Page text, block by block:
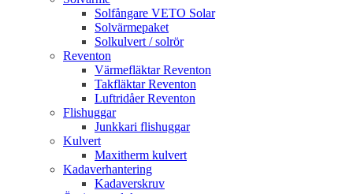
Solfångare VETO Solar
Solvärmepaket
Solkulvert / solrör
Reventon
Värmefläktar Reventon
Takfläktar Reventon
Luftridåer Reventon
Flishuggar
Junkkari flishuggar
Kulvert
Maxitherm kulvert
Kadaverhantering
Kadaverskruv